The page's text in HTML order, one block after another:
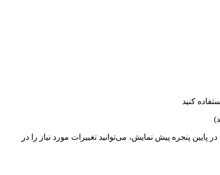
پنجره پیش نمایش، می‌توانید تغییرات مورد نیاز را در